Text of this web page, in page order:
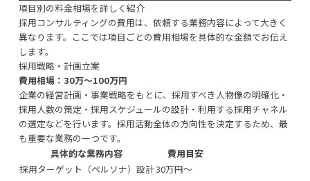
項目別の料金相場を詳しく紹介
採用コンサルティングの費用は、依頼する業務内容によって大きく
異なります。ここでは項目ごとの費用相場を具体的な金額でお伝え
します。
採用戦略・計画立案
費用相場：30万〜100万円
企業の経営計画・事業戦略をもとに、採用すべき人物像の明確化・
採用人数の策定・採用スケジュールの設計・利用する採用チャネル
の選定などを行います。採用活動全体の方向性を決定するため、最
も重要な業務の一つです。
具体的な業務内容
費用目安
採用ターゲット（ペルソナ）設計30万円〜